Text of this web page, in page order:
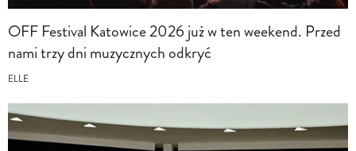
OFF Festival Katowice 2026 już w ten weekend. Przed
nami trzy dni muzycznych odkryć
ELLE